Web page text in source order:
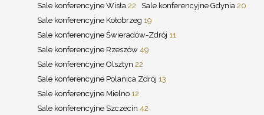
Sale konferencyjne Wisła 22 Sale konferencyjne Gdynia 20
Sale konferencyjne Kołobrzeg 19
Sale konferencyjne Świeradów-Zdrój 11
Sale konferencyjne Rzeszów 49
Sale konferencyjne Olsztyn 22
Sale konferencyjne Polanica Zdrój 13
Sale konferencyjne Mielno 12
Sale konferencyjne Szczecin 42